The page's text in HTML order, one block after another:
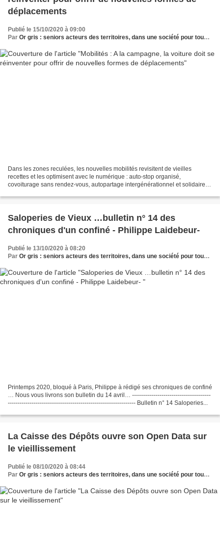
déplacements
Publié le 15/10/2020 à 09:00
Par Or gris : seniors acteurs des territoires, dans une société pour tous les âges
Dans les zones reculées, les nouvelles mobilités revisitent de vieilles
recettes et les optimisent avec le numérique : auto-stop organisé,
covoiturage sans rendez-vous, autopartage intergénérationnel et solidaire et
Saloperies de Vieux …bulletin n° 14 des
chroniques d'un confiné - Philippe Laidebeur-
Publié le 13/10/2020 à 08:20
Par Or gris : seniors acteurs des territoires, dans une société pour tous les âges
Printemps 2020, bloqué à Paris, Philippe à rédigé ses chroniques de confiné
… Nous vous livrons son bulletin du 14 avril… ----------------------------------------
----------------------------------------------------------------- Bulletin n° 14 Saloperies...
La Caisse des Dépôts ouvre son Open Data sur
le vieillissement
Publié le 08/10/2020 à 08:44
Par Or gris : seniors acteurs des territoires, dans une société pour tous les âges